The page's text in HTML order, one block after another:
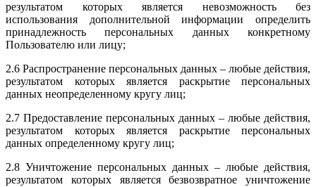
результатом которых является невозможность без
использования дополнительной информации определить
принадлежность персональных данных конкретному
Пользователю или лицу;
2.6 Распространение персональных данных – любые действия,
результатом которых является раскрытие персональных
данных неопределенному кругу лиц;
2.7 Предоставление персональных данных – любые действия,
результатом которых является раскрытие персональных
данных определенному кругу лиц;
2.8 Уничтожение персональных данных – любые действия,
результатом которых является безвозвратное уничтожение